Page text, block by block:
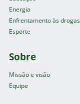
Energia
Enfrentamento às drogas
Esporte
Sobre
Missão e visão
Equipe